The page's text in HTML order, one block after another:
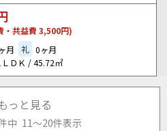
・共益費 3,500円)
月 礼 0ヶ月
ＤＫ / 45.72㎡
っと見る
中 11～20件表示